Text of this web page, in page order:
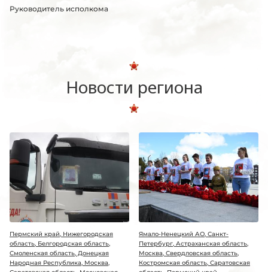
Руководитель исполкома
Новости региона
Пермский край, Нижегородская
область, Белгородская область,
Смоленская область, Донецкая
Народная Республика, Москва,
Ямало-Ненецкий АО, Санкт-
Петербург, Астраханская область,
Москва, Свердловская область,
Костромская область, Саратовская